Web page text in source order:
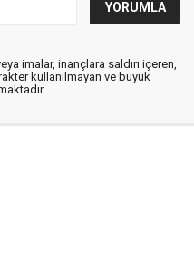
imalar, inançlara saldırı içeren,
kullanılmayan ve büyük